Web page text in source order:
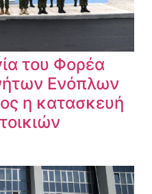
του Φορέα
Ενόπλων
η κατασκευή